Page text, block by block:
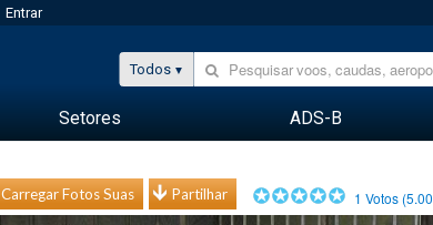
Entrar
Todos
Setores ADS-B
Carregar Fotos Suas Partilhar 1 Votos (5.00